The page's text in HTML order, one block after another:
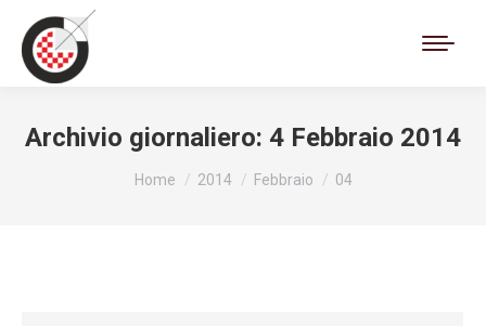
Archivio giornaliero: 4 Febbraio 2014
Tu sei qui:
Home 2014 Febbraio 04